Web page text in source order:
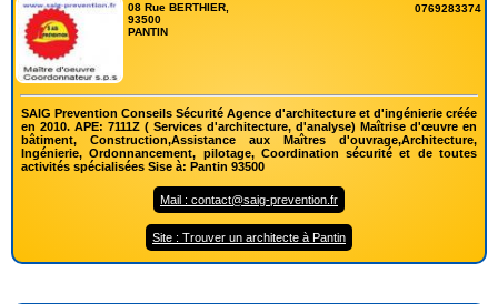
08 Rue BERTHIER,
93500
PANTIN
0769283374
SAIG Prevention Conseils Sécurité Agence d'architecture et d'ingénierie créée
en 2010. APE: 7111Z ( Services d'architecture, d'analyse) Maîtrise d'œuvre en
bâtiment, Construction,Assistance aux Maîtres d'ouvrage,Architecture,
Ingénierie, Ordonnancement, pilotage, Coordination sécurité et de toutes
activités spécialisées Sise à: Pantin 93500
Mail : contact@saig-prevention.fr
Site : Trouver un architecte à Pantin